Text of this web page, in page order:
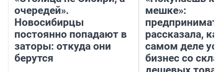
очередей».
Новосибирцы
постоянно попадают в
заторы: откуда они
берутся
мешке»:
рассказала,
самом деле
бизнес со